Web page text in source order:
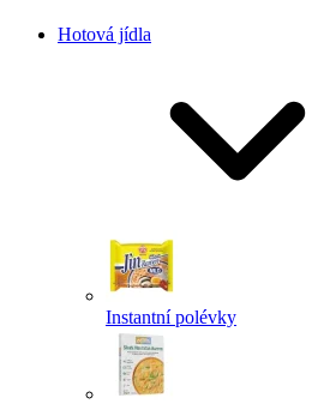
Hotová jídla
Instantní polévky